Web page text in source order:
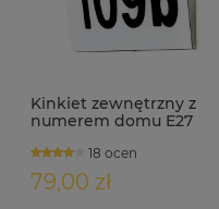
Kinkiet zewnętrzny z
numerem domu E27
18 ocen
79,00 zł